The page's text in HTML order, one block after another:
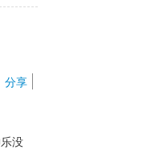
分享
没